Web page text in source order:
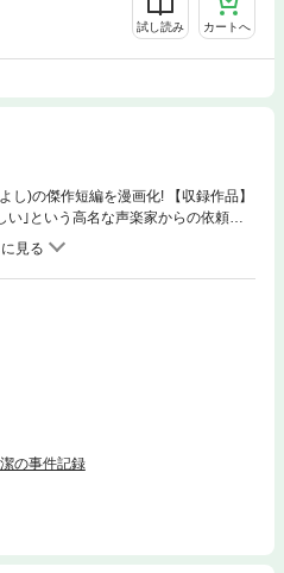
試し読み カートへ
し)の傑作短編を漫画化! 【収録作品】
い｣という高名な声楽家からの依頼
訴えるレストランSからの依頼。一見
に、御手洗潔の頭脳が鋭く動き出す。/
ションの一室で世界的なジャズ･ドラ
った隙に参加者の宝石が盗まれる事
の事件記録